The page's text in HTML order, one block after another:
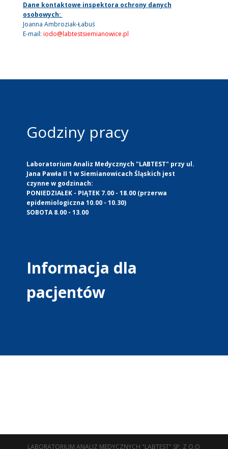
Dane kontaktowe inspektora ochrony danych
osobowych:
Joanna Ambroziak-Łabuś
E-mail: iodo@labtestsiemianowice.pl
Godziny pracy
Laboratorium Analiz Medycznych "LABTEST" przy ul.
Jana Pawła II 1 w Siemianowicach Śląskich jest
czynne w godzinach:
PONIEDZIAŁEK - PIĄTEK 7.00 - 18.00 (przerwa
epidemiologiczna 10.00 - 10.30)
SOBOTA 8.00 - 13.00
Informacja dla
pacjentów
LABORATORIUM ANALIZ MEDYCZNYCH "LABTEST" SP. Z O.O